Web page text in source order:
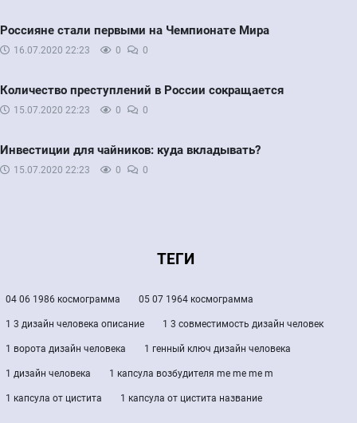
Россияне стали первыми на Чемпионате Мира
16.07.2020 22:23 0 0
Количество преступлений в России сокращается
15.07.2020 22:23 0 0
Инвестиции для чайников: куда вкладывать?
15.07.2020 22:23 0 0
ТЕГИ
04 06 1986 космограмма 05 07 1964 космограмма
1 3 дизайн человека описание 1 3 совместимость дизайн человек
1 ворота дизайн человека 1 генный ключ дизайн человека
1 дизайн человека 1 капсула возбудителя me me me m
1 капсула от цистита 1 капсула от цистита название